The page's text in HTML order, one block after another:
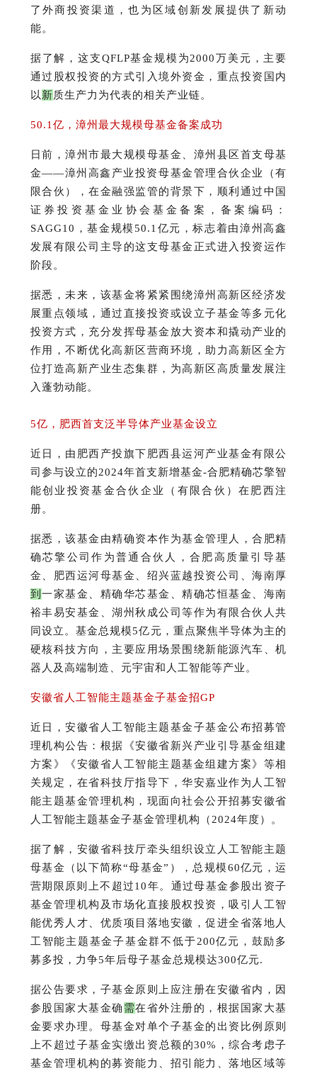
了外商投资渠道，也为区域创新发展提供了新动
能。
据了解，这支QFLP基金规模为2000万美元，主要
通过股权投资的方式引入境外资金，重点投资国内
以 新质生产力为代表的相关产业链。
50.1亿，漳州最大规模母基金备案成功
日前，漳州市最大规模母基金、漳州县区首支母基
金——漳州高鑫产业投资母基金管理合伙企业（有
限合伙），在金融强监管的背景下，顺利通过中国
证券投资基金业协会基金备案，备案编码：
SAGG10，基金规模50.1亿元，标志着由漳州高鑫
发展有限公司主导的这支母基金正式进入投资运作
阶段。
据悉，未来，该基金将紧紧围绕漳州高新区经济发
展重点领域，通过直接投资或设立子基金等多元化
投资方式，充分发挥母基金放大资本和撬动产业的
作用，不断优化高新区营商环境，助力高新区全方
位打造高新产业生态集群，为高新区高质量发展注
入蓬勃动能。
5亿，肥西首支泛半导体产业基金设立
近日，由肥西产投旗下肥西县运河产业基金有限公
司参与设立的2024年首支新增基金-合肥精确芯擎智
能创业投资基金合伙企业（有限合伙）在肥西注
册。
据悉，该基金由精确资本作为基金管理人，合肥精
确芯擎公司作为普通合伙人，合肥高质量引导基
金、肥西运河母基金、绍兴蓝越投资公司、海南厚
到一家基金、精确华芯基金、精确芯恒基金、海南
裕丰易安基金、湖州秋成公司等作为有限合伙人共
同设立。基金总规模5亿元，重点聚焦半导体为主的
硬核科技方向，主要应用场景围绕新能源汽车、机
器人及高端制造、元宇宙和人工智能等产业。
安徽省人工智能主题基金子基金招GP
近日，安徽省人工智能主题基金子基金公布招募管
理机构公告： 根据《安徽省新兴产业引导基金组建
方案》《安徽省人工智能主题基金组建方案》等相
关规定，在省科技厅指导下，华安嘉业作为人工智
能主题基金管理机构，现面向社会公开招募安徽省
人工智能主题基金子基金管理机构（2024年度）。
据了解，安徽省科技厅牵头组织设立人工智能主题
母基金（以下简称“母基金”），总规模60亿元，运
营期限原则上不超过10年。 通过母基金参股出资子
基金管理机构及市场化直接股权投资，吸引人工智
能优秀人才、优质项目落地安徽，促进全省落地人
工智能主题基金子基金群不低于200亿元，鼓励多
募多投，力争5年后母子基金总规模达300亿元.
据公告要求，子基金原则上应注册在安徽省内，因
参股国家大基金确 需在省外注册的，根据国家大基
金要求办理。 母基金对单个子基金的出资比例原则
上不超过子基金实缴出资总额的30%，综合考虑子
基金管理机构的募资能力、招引能力、落地区域等